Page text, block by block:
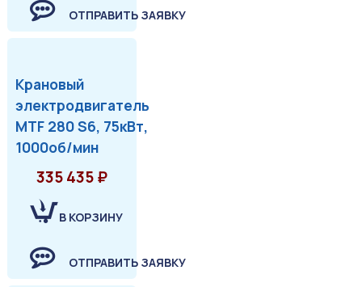
ОТПРАВИТЬ ЗАЯВКУ
Крановый
электродвигатель
MTF 280 S6, 75кВт,
1000об/мин
335 435 ₽
В КОРЗИНУ
ОТПРАВИТЬ ЗАЯВКУ